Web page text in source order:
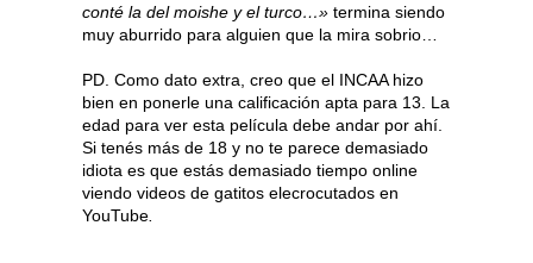
conté la del moishe y el turco…» termina siendo
muy aburrido para alguien que la mira sobrio…
PD. Como dato extra, creo que el INCAA hizo
bien en ponerle una calificación apta para 13. La
edad para ver esta película debe andar por ahí.
Si tenés más de 18 y no te parece demasiado
idiota es que estás demasiado tiempo online
viendo videos de gatitos elecrocutados en
YouTube